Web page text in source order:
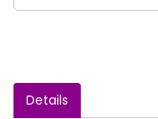
Details